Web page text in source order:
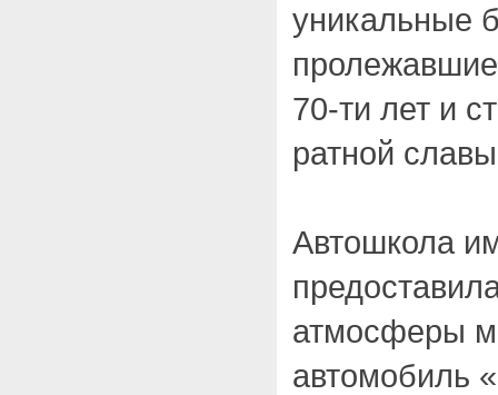
уникальные
70-ти лет и
ратной
Автошкола
атмосферы
автомобиль